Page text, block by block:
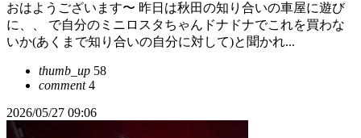
おはようございます〜 昨日は秋田の知り合いの車屋に遊び
に、、 で自分のミニロスタちゃんドナドナでこれを買わな
いか(あくまで知り合いの自分に対して)と聞かれ...
thumb_up 58
comment4
2026/05/27 09:06